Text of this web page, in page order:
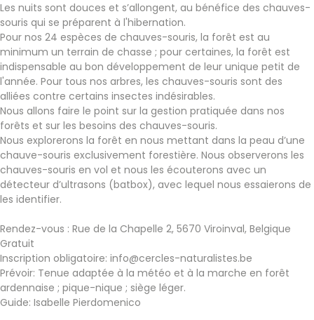
Les nuits sont douces et s’allongent, au bénéfice des chauves-
souris qui se préparent à l'hibernation.
Pour nos 24 espèces de chauves-souris, la forêt est au
minimum un terrain de chasse ; pour certaines, la forêt est
indispensable au bon développement de leur unique petit de
l'année. Pour tous nos arbres, les chauves-souris sont des
alliées contre certains insectes indésirables.
Nous allons faire le point sur la gestion pratiquée dans nos
forêts et sur les besoins des chauves-souris.
Nous explorerons la forêt en nous mettant dans la peau d’une
chauve-souris exclusivement forestière. Nous observerons les
chauves-souris en vol et nous les écouterons avec un
détecteur d’ultrasons (batbox), avec lequel nous essaierons de
les identifier.
Rendez-vous : Rue de la Chapelle 2, 5670 Viroinval, Belgique
Gratuit
Inscription obligatoire: info@cercles-naturalistes.be
Prévoir: Tenue adaptée à la météo et à la marche en forêt
ardennaise ; pique-nique ; siège léger.
Guide: Isabelle Pierdomenico